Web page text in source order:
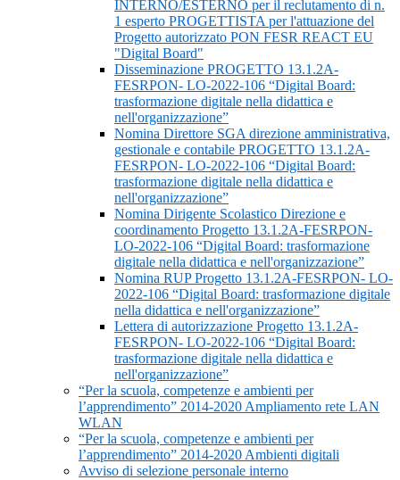
INTERNO/ESTERNO per il reclutamento di n.
1 esperto PROGETTISTA per l'attuazione del
Progetto autorizzato PON FESR REACT EU
"Digital Board"
Disseminazione PROGETTO 13.1.2A-
FESRPON- LO-2022-106 “Digital Board:
trasformazione digitale nella didattica e
nell'organizzazione”
Nomina Direttore SGA direzione amministrativa,
gestionale e contabile PROGETTO 13.1.2A-
FESRPON- LO-2022-106 “Digital Board:
trasformazione digitale nella didattica e
nell'organizzazione”
Nomina Dirigente Scolastico Direzione e
coordinamento Progetto 13.1.2A-FESRPON-
LO-2022-106 “Digital Board: trasformazione
digitale nella didattica e nell'organizzazione”
Nomina RUP Progetto 13.1.2A-FESRPON- LO-
2022-106 “Digital Board: trasformazione digitale
nella didattica e nell'organizzazione”
Lettera di autorizzazione Progetto 13.1.2A-
FESRPON- LO-2022-106 “Digital Board:
trasformazione digitale nella didattica e
nell'organizzazione”
“Per la scuola, competenze e ambienti per
l’apprendimento” 2014-2020 Ampliamento rete LAN
WLAN
“Per la scuola, competenze e ambienti per
l’apprendimento” 2014-2020 Ambienti digitali
Avviso di selezione personale interno